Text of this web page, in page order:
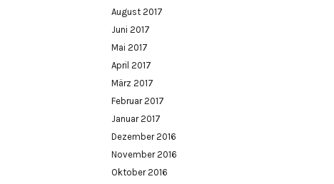
August 2017
Juni 2017
Mai 2017
April 2017
März 2017
Februar 2017
Januar 2017
Dezember 2016
November 2016
Oktober 2016